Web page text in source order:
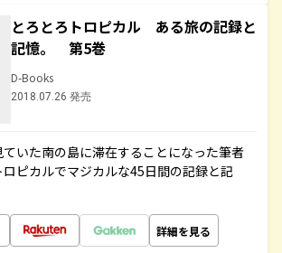
とろとろトロピカル ある旅の記録と
記憶。 第5巻
D-Books
2018.07.26 発売
いた南の島に滞在することになった筆者
ピカルでマジカルな45日間の記録と記
詳細を見る